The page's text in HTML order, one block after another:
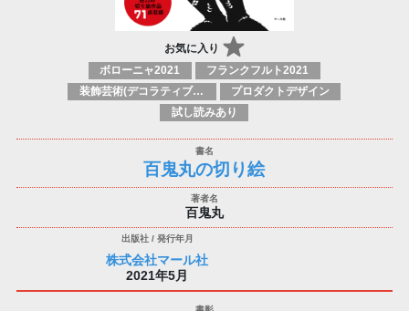
お気に入り
ボローニャ2021
フランクフルト2021
装飾芸術(デコラティブアート)
プロダクトデザイン
試し読みあり
百鬼丸の切り絵
百鬼丸
株式会社マール社
2021年5月